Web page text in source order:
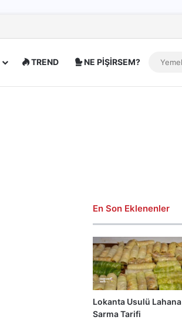
TREND NE PİŞİRSEM?
En Son Eklenenler
Lokanta Usulü Lahana
Sarma Tarifi